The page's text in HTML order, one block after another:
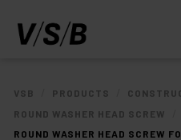
VSB PRODUCTS
ROUND WASHER HEAD SCREW
ROUND WASHER HEAD SCREW